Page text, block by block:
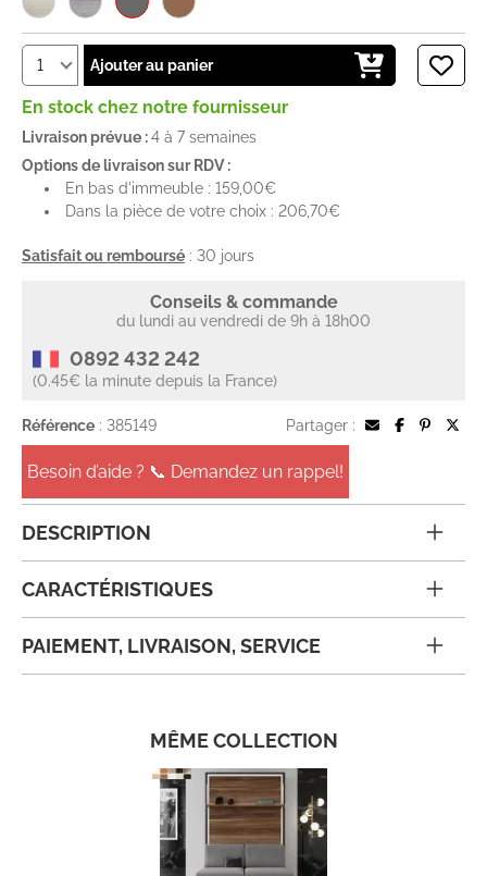
Ajouter au panier
En stock chez notre fournisseur
Livraison prévue :4 à 7 semaines
Options de livraison sur RDV :
En bas d'immeuble : 159,00€
Dans la pièce de votre choix : 206,70€
Satisfait ou remboursé : 30 jours
Conseils & commande
du lundi au vendredi de 9h à 18h00
0892 432 242
(0.45€ la minute depuis la France)
Référence : 385149 Partager :
Besoin d’aide ? 📞 Demandez un rappel!
DESCRIPTION
CARACTÉRISTIQUES
PAIEMENT, LIVRAISON, SERVICE
MÊME COLLECTION